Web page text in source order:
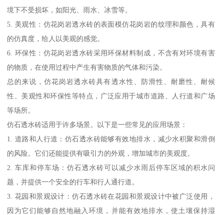
境下不受损坏，如阳光、雨水、冰雪等。
5. 美观性：仿花岗岩透水砖的表面模仿花岗岩的纹理和颜色，具有
的仿真度，给人以美观的感觉。
6. 环保性：仿花岗岩透水砖采用环保材料制成，不含有对环境有害
的物质，在使用过程中产生有害物质的气体和污染。
总的来说，仿花岗岩透水砖具有透水性、防滑性、耐磨性、耐候
性、美观性和环保性等特点，广泛应用于城市道路、人行道和广场
等场所。
仿石透水砖适用于许多场景。以下是一些常见的应用场景：
1. 道路和人行道：仿石透水砖能够有效地排水，减少水积聚和滑倒
的风险。它们还能提供有吸引力的外观，增加城市的美观度。
2. 车库和停车场：仿石透水砖可以减少水雨后停车区域的积水问
题，并提供一个安全的行车和行人通行道。
3. 花园和景观设计：仿石透水砖在花园和景观设计中被广泛使用，
因为它们能够自然地融入环境，并能有效地排水，使土壤保持湿